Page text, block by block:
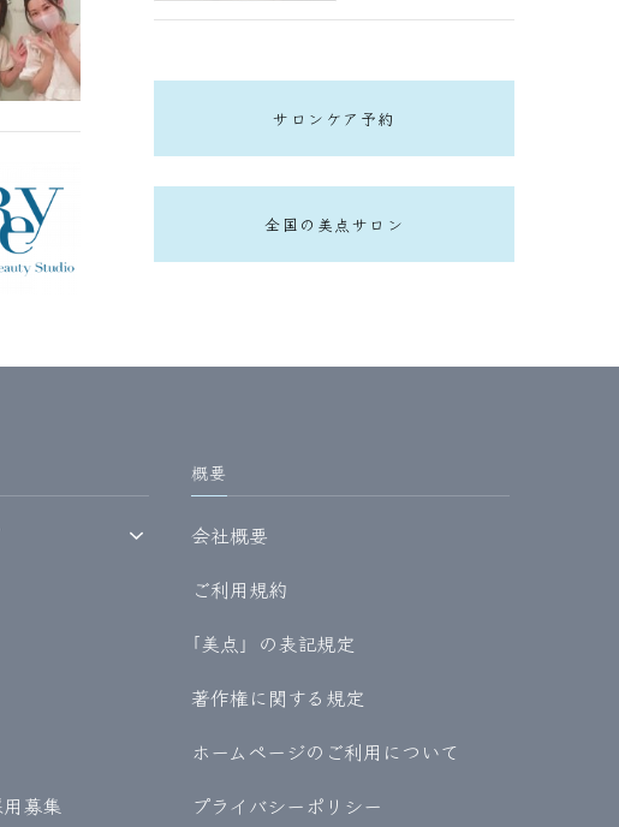
サロンケア予約
全国の美点サロン
募集
概要
会社概要
ご利用規約
｢美点」の表記規定
著作権に関する規定
ホームページのご利用について
プライバシーポリシー